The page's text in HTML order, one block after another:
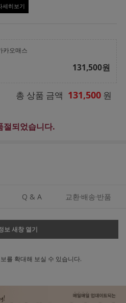
세히보기
카오매스
131,500원
총 상품 금액 131,500 원
절되었습니다.
Q & A 교환·배송·반품
보 새창 열기
를 확대해 보실 수 있습니다.